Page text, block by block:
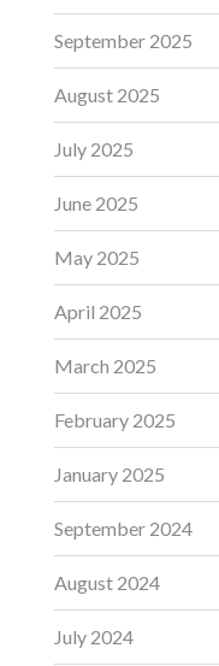
September 2025
August 2025
July 2025
June 2025
May 2025
April 2025
March 2025
February 2025
January 2025
September 2024
August 2024
July 2024